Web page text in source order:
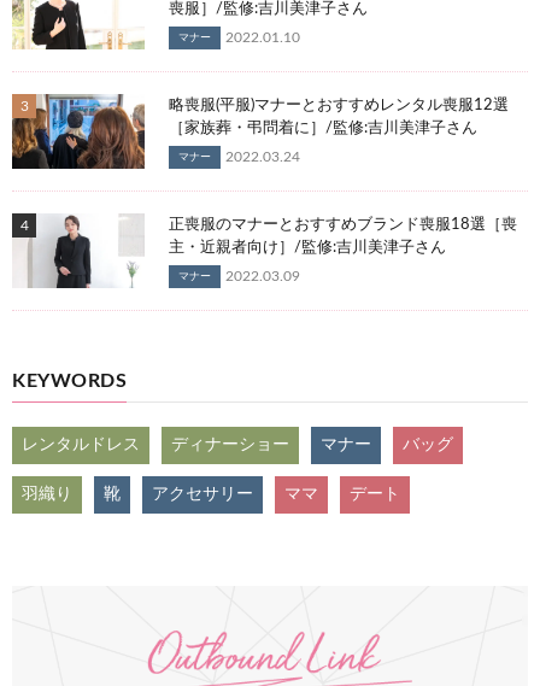
喪服］/監修:吉川美津子さん
マナー 2022.01.10
略喪服(平服)マナーとおすすめレンタル喪服12選
［家族葬・弔問着に］/監修:吉川美津子さん
マナー 2022.03.24
正喪服のマナーとおすすめブランド喪服18選［喪
主・近親者向け］/監修:吉川美津子さん
マナー 2022.03.09
KEYWORDS
レンタルドレス ディナーショー マナー バッグ
羽織り 靴 アクセサリー ママ デート